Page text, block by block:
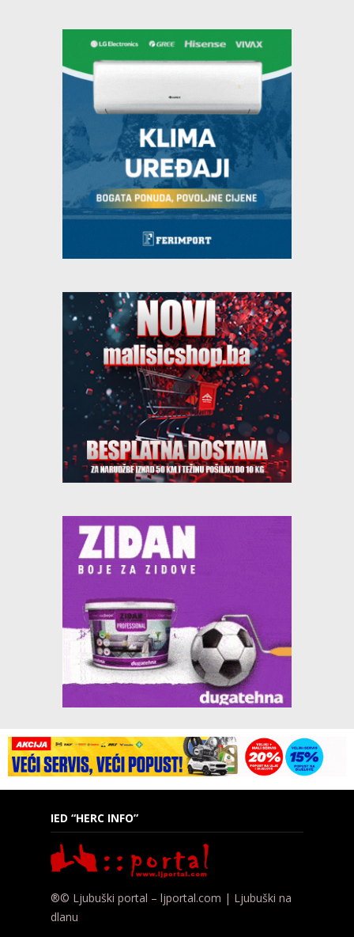
IED “HERC INFO”
®© Ljubuški portal – ljportal.com | Ljubuški na
dlanu